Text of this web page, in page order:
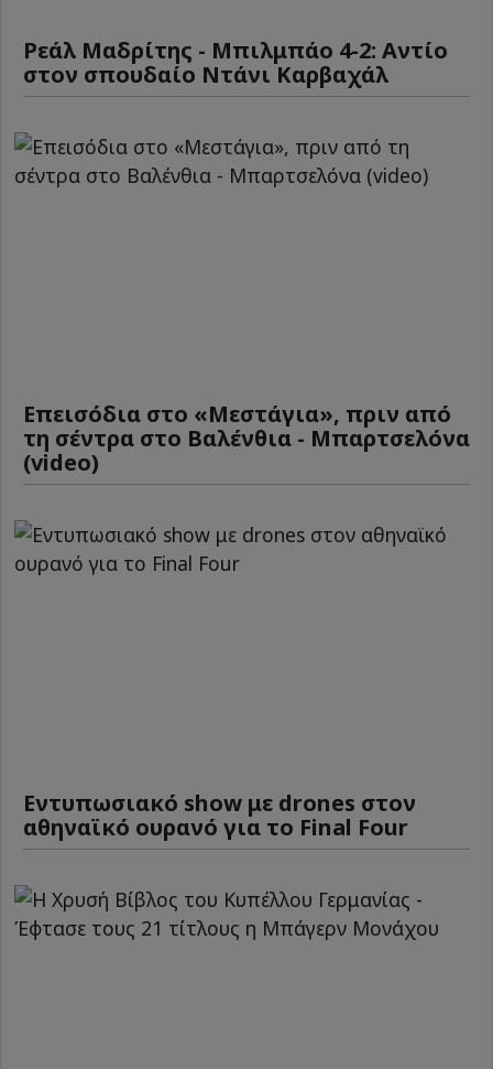
Ρεάλ Μαδρίτης - Μπιλμπάο 4-2: Αντίο
στον σπουδαίο Ντάνι Καρβαχάλ
Επεισόδια στο «Μεστάγια», πριν από
τη σέντρα στο Βαλένθια - Μπαρτσελόνα
(video)
Εντυπωσιακό show με drones στον
αθηναϊκό ουρανό για το Final Four